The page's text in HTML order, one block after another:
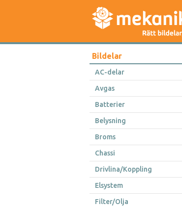
Bildelar
AC-delar
Avgas
Batterier
Belysning
Broms
Chassi
Drivlina/Koppling
Elsystem
Filter/Olja